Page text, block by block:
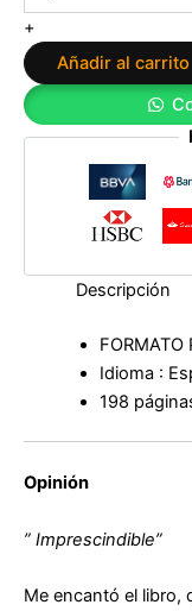
de
Chimamanda
Ngozi
Adichie
+
Añadir al carrito
Descripción
FORMATO
Idioma :
198
Opinión
” Imprescindible”
Me encantó el libro,